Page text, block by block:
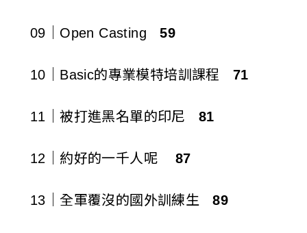
09｜Open Casting59
10｜Basic的專業模特培訓課程 71
11｜被打進黑名單的印尼 81
12｜約好的一千人呢 87
13｜全軍覆沒的國外訓練生89